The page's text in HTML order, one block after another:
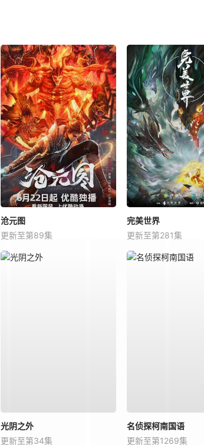
沧元图
更新至第89集
完美世界
更新至第281集
光阴之外
更新至第34集
名侦探柯南国语
更新至第1269集